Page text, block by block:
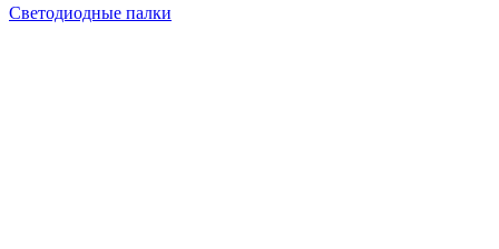
Светодиодные палки